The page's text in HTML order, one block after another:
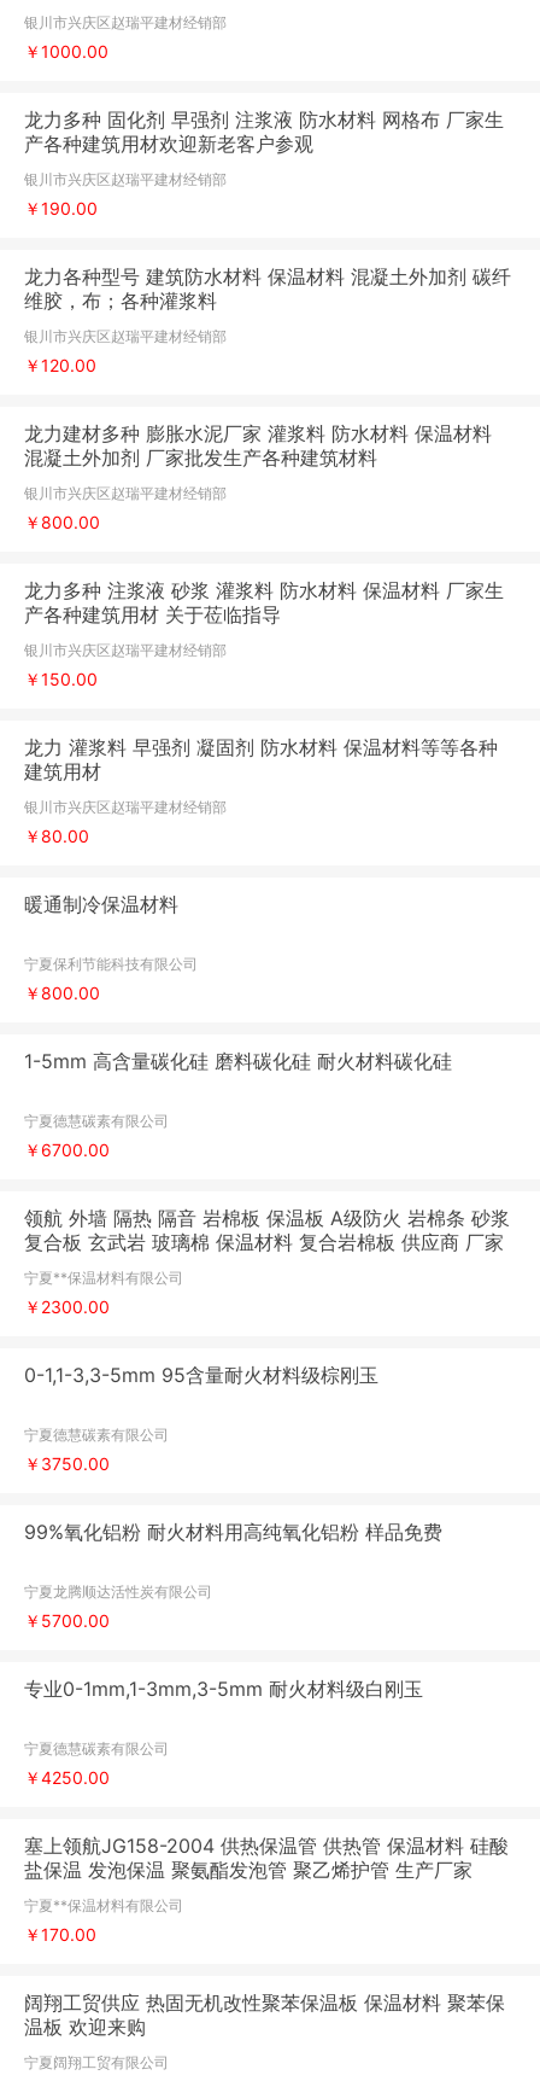
银川市兴庆区赵瑞平建材经销部
￥1000.00
龙力多种 固化剂 早强剂 注浆液 防水材料 网格布 厂家生
产各种建筑用材欢迎新老客户参观
银川市兴庆区赵瑞平建材经销部
￥190.00
龙力各种型号 建筑防水材料 保温材料 混凝土外加剂 碳纤
维胶，布；各种灌浆料
银川市兴庆区赵瑞平建材经销部
￥120.00
龙力建材多种 膨胀水泥厂家 灌浆料 防水材料 保温材料
混凝土外加剂 厂家批发生产各种建筑材料
银川市兴庆区赵瑞平建材经销部
￥800.00
龙力多种 注浆液 砂浆 灌浆料 防水材料 保温材料 厂家生
产各种建筑用材 关于莅临指导
银川市兴庆区赵瑞平建材经销部
￥150.00
龙力 灌浆料 早强剂 凝固剂 防水材料 保温材料等等各种
建筑用材
银川市兴庆区赵瑞平建材经销部
￥80.00
暖通制冷保温材料
宁夏保利节能科技有限公司
￥800.00
1-5mm 高含量碳化硅 磨料碳化硅 耐火材料碳化硅
宁夏德慧碳素有限公司
￥6700.00
领航 外墙 隔热 隔音 岩棉板 保温板 A级防火 岩棉条 砂浆
复合板 玄武岩 玻璃棉 保温材料 复合岩棉板 供应商 厂家
宁夏**保温材料有限公司
￥2300.00
0-1,1-3,3-5mm 95含量耐火材料级棕刚玉
宁夏德慧碳素有限公司
￥3750.00
99%氧化铝粉 耐火材料用高纯氧化铝粉 样品免费
宁夏龙腾顺达活性炭有限公司
￥5700.00
专业0-1mm,1-3mm,3-5mm 耐火材料级白刚玉
宁夏德慧碳素有限公司
￥4250.00
塞上领航JG158-2004 供热保温管 供热管 保温材料 硅酸
盐保温 发泡保温 聚氨酯发泡管 聚乙烯护管 生产厂家
宁夏**保温材料有限公司
￥170.00
阔翔工贸供应 热固无机改性聚苯保温板 保温材料 聚苯保
温板 欢迎来购
宁夏阔翔工贸有限公司